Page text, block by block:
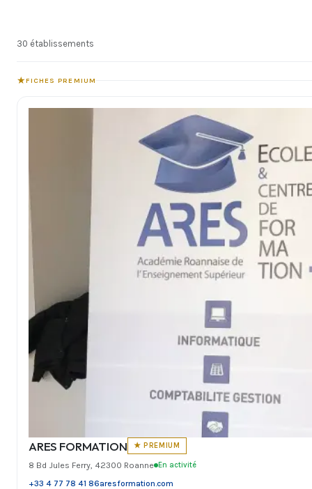
30 établissements
★FICHES PREMIUM
ARES FORMATION ★ PREMIUM
8 Bd Jules Ferry, 42300 Roanne En activité
+33 4 77 78 41 86aresformation.com